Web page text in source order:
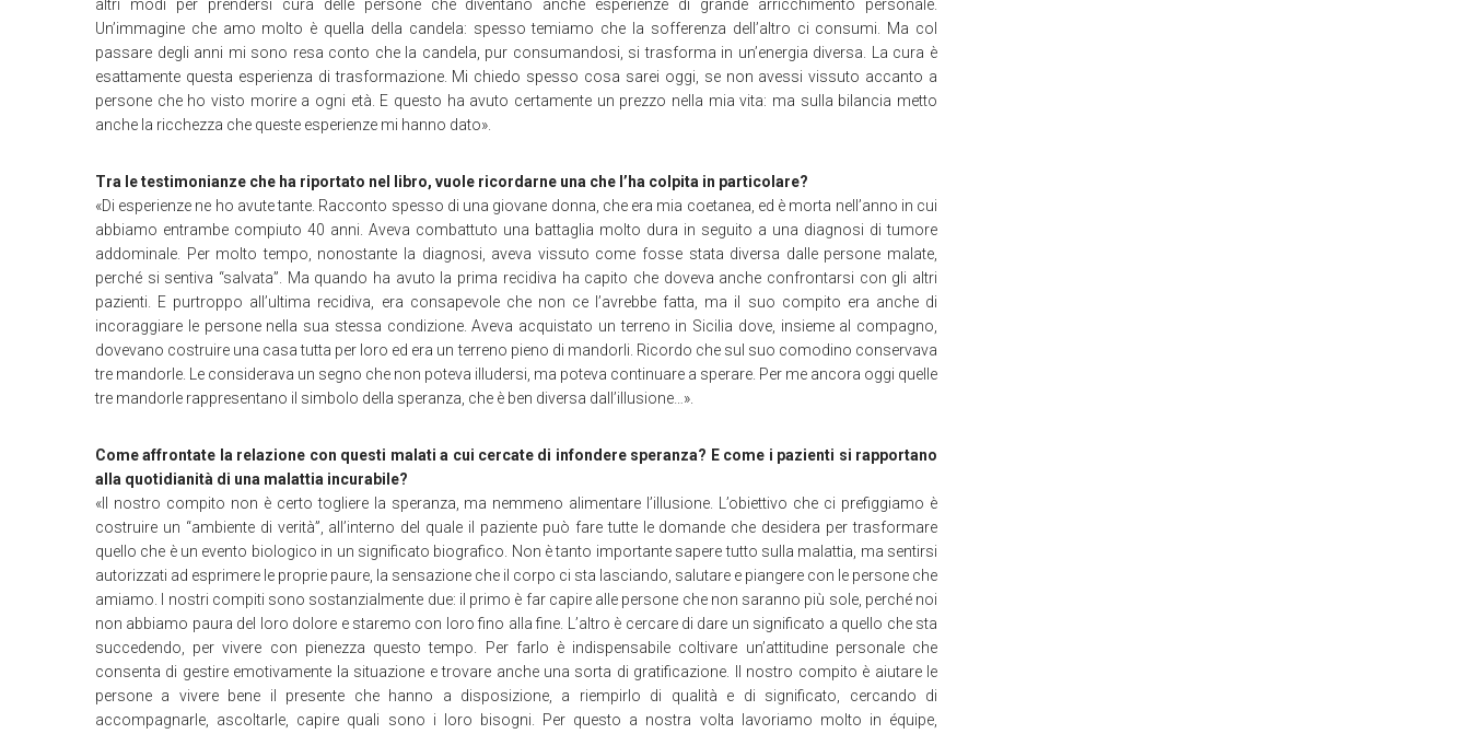
altri modi per prendersi cura delle persone che diventano anche esperienze di grande arricchimento personale.
Un’immagine che amo molto è quella della candela: spesso temiamo che la sofferenza dell’altro ci consumi. Ma col
passare degli anni mi sono resa conto che la candela, pur consumandosi, si trasforma in un’energia diversa. La cura è
esattamente questa esperienza di trasformazione. Mi chiedo spesso cosa sarei oggi, se non avessi vissuto accanto a
persone che ho visto morire a ogni età. E questo ha avuto certamente un prezzo nella mia vita: ma sulla bilancia metto
anche la ricchezza che queste esperienze mi hanno dato».
Tra le testimonianze che ha riportato nel libro, vuole ricordarne una che l’ha colpita in particolare?
«Di esperienze ne ho avute tante. Racconto spesso di una giovane donna, che era mia coetanea, ed è morta nell’anno in cui
abbiamo entrambe compiuto 40 anni. Aveva combattuto una battaglia molto dura in seguito a una diagnosi di tumore
addominale. Per molto tempo, nonostante la diagnosi, aveva vissuto come fosse stata diversa dalle persone malate,
perché si sentiva “salvata”. Ma quando ha avuto la prima recidiva ha capito che doveva anche confrontarsi con gli altri
pazienti. E purtroppo all’ultima recidiva, era consapevole che non ce l’avrebbe fatta, ma il suo compito era anche di
incoraggiare le persone nella sua stessa condizione. Aveva acquistato un terreno in Sicilia dove, insieme al compagno,
dovevano costruire una casa tutta per loro ed era un terreno pieno di mandorli. Ricordo che sul suo comodino conservava
tre mandorle. Le considerava un segno che non poteva illudersi, ma poteva continuare a sperare. Per me ancora oggi quelle
tre mandorle rappresentano il simbolo della speranza, che è ben diversa dall’illusione…».
Come affrontate la relazione con questi malati a cui cercate di infondere speranza? E come i pazienti si rapportano
alla quotidianità di una malattia incurabile?
«Il nostro compito non è certo togliere la speranza, ma nemmeno alimentare l’illusione. L’obiettivo che ci prefiggiamo è
costruire un “ambiente di verità”, all’interno del quale il paziente può fare tutte le domande che desidera per trasformare
quello che è un evento biologico in un significato biografico. Non è tanto importante sapere tutto sulla malattia, ma sentirsi
autorizzati ad esprimere le proprie paure, la sensazione che il corpo ci sta lasciando, salutare e piangere con le persone che
amiamo. I nostri compiti sono sostanzialmente due: il primo è far capire alle persone che non saranno più sole, perché noi
non abbiamo paura del loro dolore e staremo con loro fino alla fine. L’altro è cercare di dare un significato a quello che sta
succedendo, per vivere con pienezza questo tempo. Per farlo è indispensabile coltivare un’attitudine personale che
consenta di gestire emotivamente la situazione e trovare anche una sorta di gratificazione. Il nostro compito è aiutare le
persone a vivere bene il presente che hanno a disposizione, a riempirlo di qualità e di significato, cercando di
accompagnarle, ascoltarle, capire quali sono i loro bisogni. Per questo a nostra volta lavoriamo molto in équipe,